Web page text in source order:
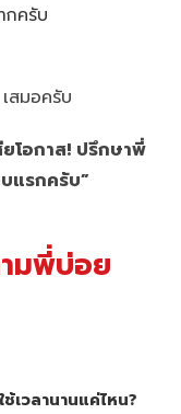
กครับ
สมอครับ
โอกาส! ปรึกษาพี่
แรกครับ”
มพี่บ่อย
เวลานานแค่ไหน?